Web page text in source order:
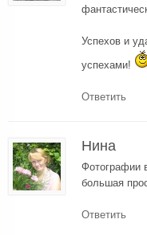
Успехов и
успехами!
Ответить
Нина
Фотографии
большая
Ответить